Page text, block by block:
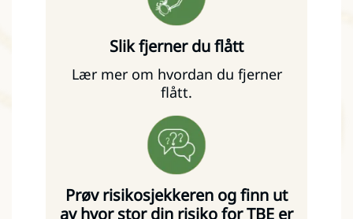
Slik fjerner du flått
Lær mer om hvordan du fjerner
flått.
Prøv risikosjekkeren og finn ut
av hvor stor din risiko for TBE er